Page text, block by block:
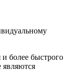
более быстрого
являются